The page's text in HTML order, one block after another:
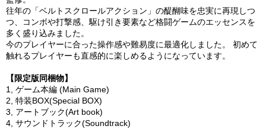
往年の「ベルトスクロールアクション」の醍醐味を忠実に再現しつ
つ、コンボや打撃感、駆け引き要素など格闘ゲームのエッセンスを
多く盛り込みました。
今のプレイヤーに合った操作感や難易度に最適化しました。 初めて
触れるプレイヤーも直感的に楽しめるようになっています。
【限定版同梱物】
1, ゲーム本編 (Main Game)
2, 特装BOX(Special BOX)
3, アートブック(Art book)
4, サウンドトラック(Soundtrack)